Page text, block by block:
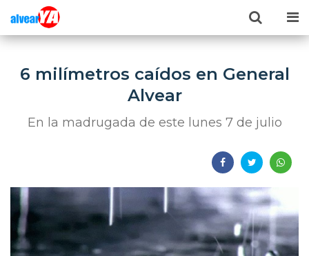
6 milímetros caídos en General
Alvear
En la madrugada de este lunes 7 de julio